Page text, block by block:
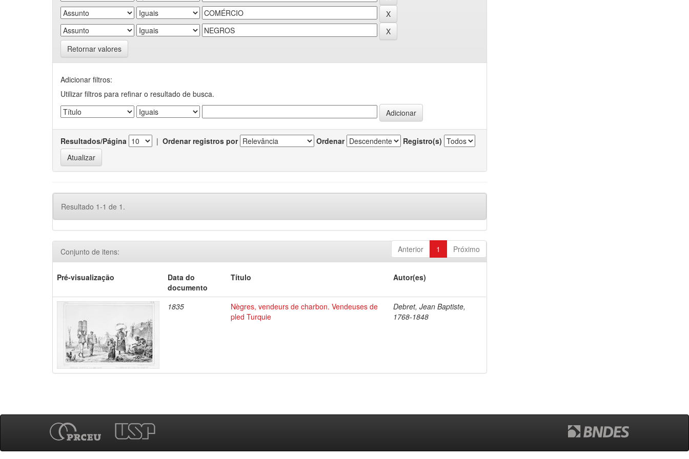
Retornar valores
Adicionar filtros:
Utilizar filtros para refinar o resultado de busca.
Resultados/Página | Ordenar registros por Ordenar Registro(s)
Resultado 1-1 de 1.
Anterior 1 Próximo
Conjunto de itens:
Pré-visualização
Data do
documento
Título Autor(es)
1835
Nègres, vendeurs de charbon. Vendeuses de
pled Turquie
Debret, Jean Baptiste,
1768-1848